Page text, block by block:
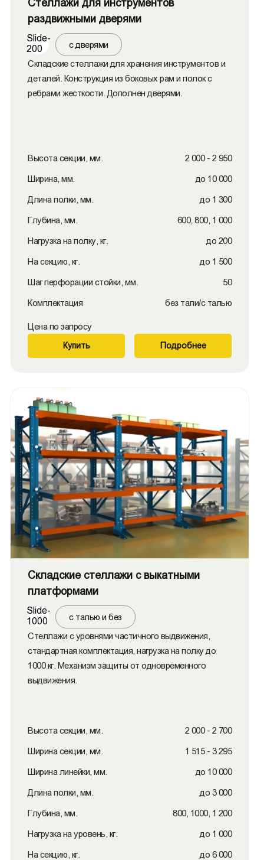
Стеллажи для инструментов
раздвижными дверями
Slide-
200
с дверями
Складские стеллажи для хранения инструментов и
деталей. Конструкция из боковых рам и полок с
ребрами жесткости. Дополнен дверями.
Высота секции, мм. 2 000 - 2 950
Ширина, мм. до 10 000
Длина полки, мм. до 1 300
Глубина, мм. 600, 800, 1 000
Нагрузка на полку, кг. до 200
На секцию, кг. до 1 500
Шаг перфорации стойки, мм. 50
Комплектация без тали/с талью
Цена по запросу
Купить Подробнее
Складские стеллажи с выкатными
платформами
Slide-
1000
с талью и без
Стеллажи с уровнями частичного выдвижения,
стандартная комплектация, нагрузка на полку до
1000 кг. Механизм защиты от одновременного
выдвижения.
Высота секции, мм. 2 000 - 2 700
Ширина секции, мм. 1 515 - 3 295
Ширина линейки, мм. до 10 000
Длина полки, мм. до 3 000
Глубина, мм. 800, 1000, 1 200
Нагрузка на уровень, кг. до 1 000
На секцию, кг. до 6 000